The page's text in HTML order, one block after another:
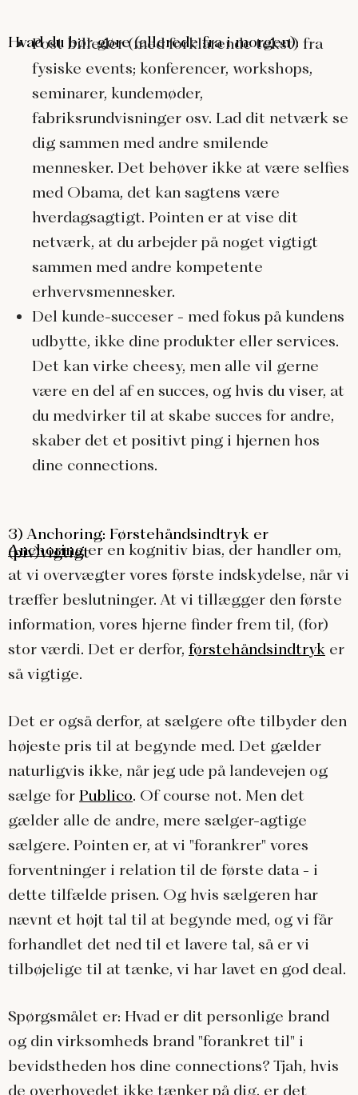
Hvad du bør gøre (allerede fra i morgen):
Post billeder (med forklarende tekst) fra
fysiske events; konferencer, workshops,
seminarer, kundemøder,
fabriksrundvisninger osv. Lad dit netværk se
dig sammen med andre smilende
mennesker. Det behøver ikke at være selfies
med Obama, det kan sagtens være
hverdagsagtigt. Pointen er at vise dit
netværk, at du arbejder på noget vigtigt
sammen med andre kompetente
erhvervsmennesker.
Del kunde-succeser - med fokus på kundens
udbytte, ikke dine produkter eller services.
Det kan virke cheesy, men alle vil gerne
være en del af en succes, og hvis du viser, at
du medvirker til at skabe succes for andre,
skaber det et positivt ping i hjernen hos
dine connections.
3) Anchoring: Førstehåndsindtryk er
(piv)vigtigt
Anchoringer en kognitiv bias, der handler om,
at vi overvægter vores første indskydelse, når vi
træffer beslutninger. At vi tillægger den første
information, vores hjerne finder frem til, (for)
stor værdi. Det er derfor, førstehåndsindtryk er
så vigtige.
Det er også derfor, at sælgere ofte tilbyder den
højeste pris til at begynde med. Det gælder
naturligvis ikke, når jeg ude på landevejen og
sælge for Publico. Of course not. Men det
gælder alle de andre, mere sælger-agtige
sælgere. Pointen er, at vi "forankrer" vores
forventninger i relation til de første data - i
dette tilfælde prisen. Og hvis sælgeren har
nævnt et højt tal til at begynde med, og vi får
forhandlet det ned til et lavere tal, så er vi
tilbøjelige til at tænke, vi har lavet en god deal.
Spørgsmålet er: Hvad er dit personlige brand
og din virksomheds brand "forankret til" i
bevidstheden hos dine connections? Tjah, hvis
de overhovedet ikke tænker på dig, er det